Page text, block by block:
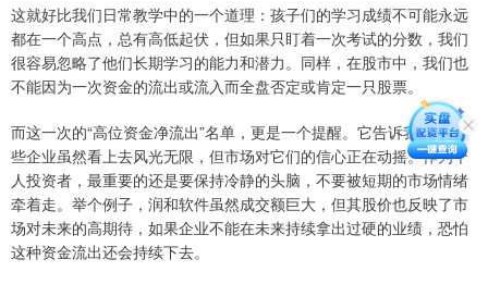
这就好比我们日常教学中的一个道理：孩子们的学习成绩不可能永远
都在一个高点，总有高低起伏，但如果只盯着一次考试的分数，我们
很容易忽略了他们长期学习的能力和潜力。同样，在股市中，我们也
不能因为一次资金的流出或流入而全盘否定或肯定一只股票。
而这一次的“高位资金净流出”名单，更是一个提醒。它告诉我们，这
些企业虽然看上去风光无限，但市场对它们的信心正在动摇。作为个
人投资者，最重要的还是要保持冷静的头脑，不要被短期的市场情绪
牵着走。举个例子，润和软件虽然成交额巨大，但其股价也反映了市
场对未来的高期待，如果企业不能在未来持续拿出过硬的业绩，恐怕
这种资金流出还会持续下去。